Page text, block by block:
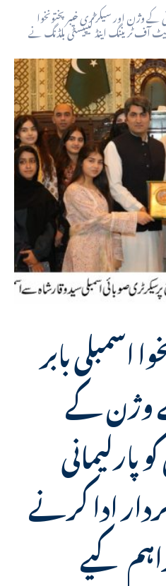
کے وژن اور سیکرٹری خیبرپختونخوا
آف ٹریننگ اینڈ کیپیسٹی بلڈنگ نے
اسمبلی بابر
وژن کے
ادا کرنے